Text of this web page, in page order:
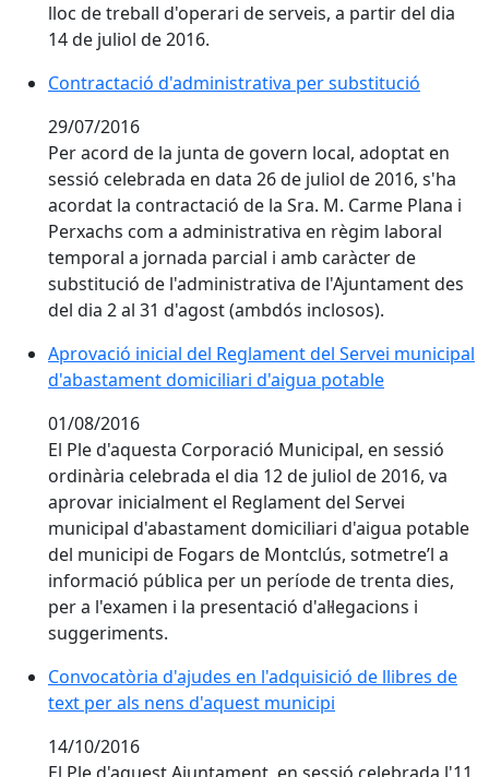
lloc de treball d'operari de serveis, a partir del dia
14 de juliol de 2016.
Contractació d'administrativa per substitució
29/07/2016
Per acord de la junta de govern local, adoptat en
sessió celebrada en data 26 de juliol de 2016, s'ha
acordat la contractació de la Sra. M. Carme Plana i
Perxachs com a administrativa en règim laboral
temporal a jornada parcial i amb caràcter de
substitució de l'administrativa de l'Ajuntament des
del dia 2 al 31 d'agost (ambdós inclosos).
Aprovació inicial del Reglament del Servei municipal
d'abastament domiciliari d'aigua potable
01/08/2016
El Ple d'aquesta Corporació Municipal, en sessió
ordinària celebrada el dia 12 de juliol de 2016, va
aprovar inicialment el Reglament del Servei
municipal d'abastament domiciliari d'aigua potable
del municipi de Fogars de Montclús, sotmetre’l a
informació pública per un període de trenta dies,
per a l'examen i la presentació d'al·legacions i
suggeriments.
Convocatòria d'ajudes en l'adquisició de llibres de
text per als nens d'aquest municipi
14/10/2016